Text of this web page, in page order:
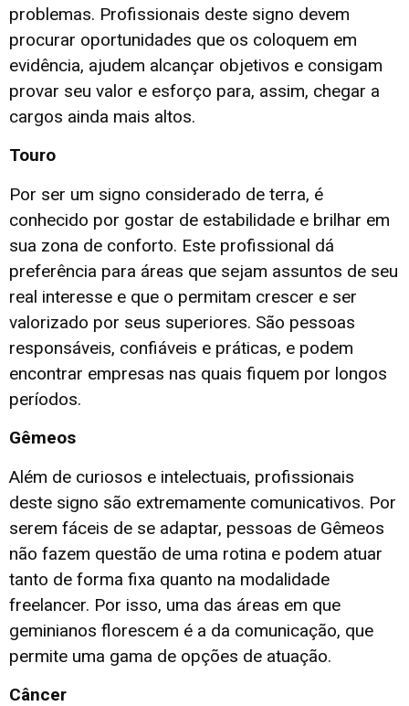
problemas. Profissionais deste signo devem
procurar oportunidades que os coloquem em
evidência, ajudem alcançar objetivos e consigam
provar seu valor e esforço para, assim, chegar a
cargos ainda mais altos.
Touro
Por ser um signo considerado de terra, é
conhecido por gostar de estabilidade e brilhar em
sua zona de conforto. Este profissional dá
preferência para áreas que sejam assuntos de seu
real interesse e que o permitam crescer e ser
valorizado por seus superiores. São pessoas
responsáveis, confiáveis e práticas, e podem
encontrar empresas nas quais fiquem por longos
períodos.
Gêmeos
Além de curiosos e intelectuais, profissionais
deste signo são extremamente comunicativos. Por
serem fáceis de se adaptar, pessoas de Gêmeos
não fazem questão de uma rotina e podem atuar
tanto de forma fixa quanto na modalidade
freelancer. Por isso, uma das áreas em que
geminianos florescem é a da comunicação, que
permite uma gama de opções de atuação.
Câncer